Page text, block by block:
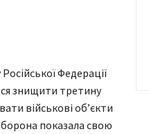
Федерації
знищити третину
військові обʼєкти
показала свою